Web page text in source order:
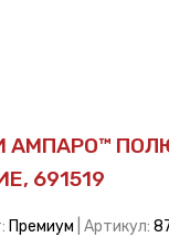
АМПАРО™
691519
Премиум | Артикул: